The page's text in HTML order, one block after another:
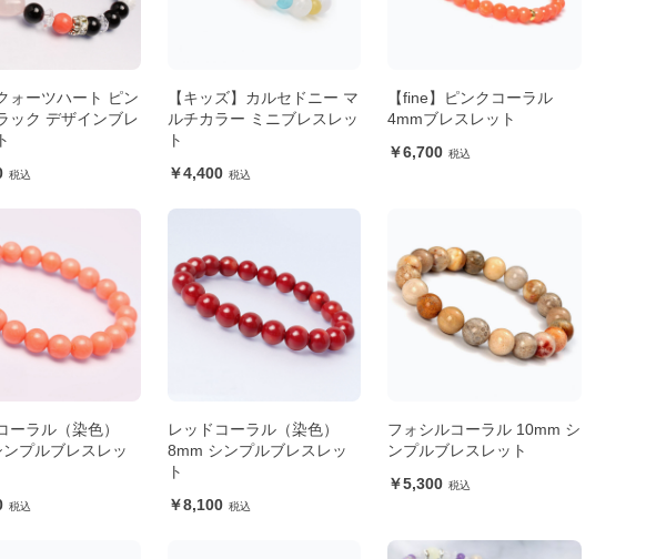
ォーツハート ピン
ック デザインブレ
【キッズ】カルセドニー マ
ルチカラー ミニブレスレッ
ト
4,400
【fine】ピンクコーラル
4mmブレスレット
6,700
ーラル（染色）
プルブレスレッ
レッドコーラル（染色）
8mm シンプルブレスレッ
ト
8,100
フォシルコーラル 10mm シ
ンプルブレスレット
5,300